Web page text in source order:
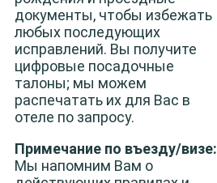
документы, чтобы избежать
любых последующих
исправлений. Вы получите
цифровые посадочные
талоны; мы можем
распечатать их для Вас в
отеле по запросу.
Примечание по въезду/визе:
Мы напомним Вам о